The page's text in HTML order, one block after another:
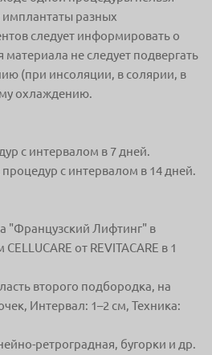
разных
следует информировать о
материала не следует подвергать
(при инсоляции, в солярии, в
охлаждению.
с интервалом в 7 дней.
с интервалом в 14 дней.
"Французский Лифтинг" в
от REVITACARE в 1
второго подбородка, на
Интервал: 1–2 см, Техника:
ретроградная, бугорки и др.